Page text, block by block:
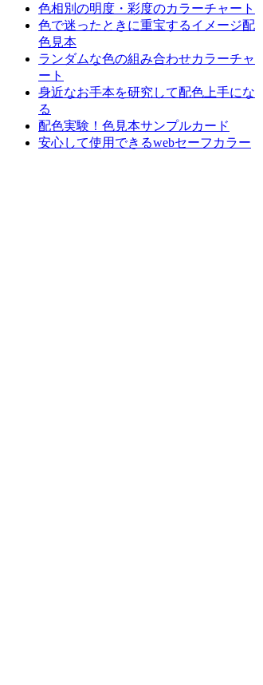
色相別の明度・彩度のカラーチャート
色で迷ったときに重宝するイメージ配
色見本
ランダムな色の組み合わせカラーチャ
ート
身近なお手本を研究して配色上手にな
る
配色実験！色見本サンプルカード
安心して使用できるwebセーフカラー